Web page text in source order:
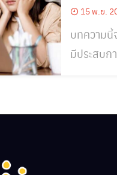
15 พ.ย.
บทความนี้
มีประสบก